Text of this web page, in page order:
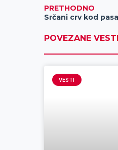
PRETHODNO
Srčani crv kod
POVEZANE VESTI
VESTI